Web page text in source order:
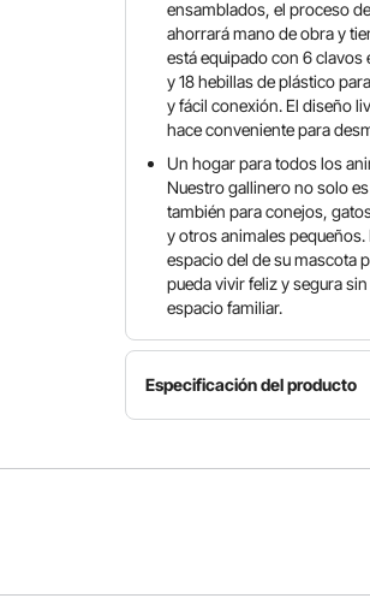
ensamblados, el proceso
ahorrará mano de obra y
está equipado con 6
y 18 hebillas de plástico
y fácil conexión. El diseño
hace conveniente para
Un hogar para todos los
Nuestro gallinero no solo
también para conejos,
y otros animales pequeños.
espacio del de su mascota
pueda vivir feliz y segura
espacio familiar.
Especificación del producto
Modelo
Material